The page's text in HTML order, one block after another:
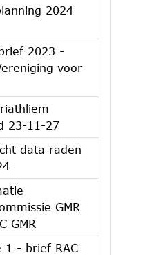
2024
2023 -
voor
23-11-27
data raden
GMR
GMR
1 - brief RAC